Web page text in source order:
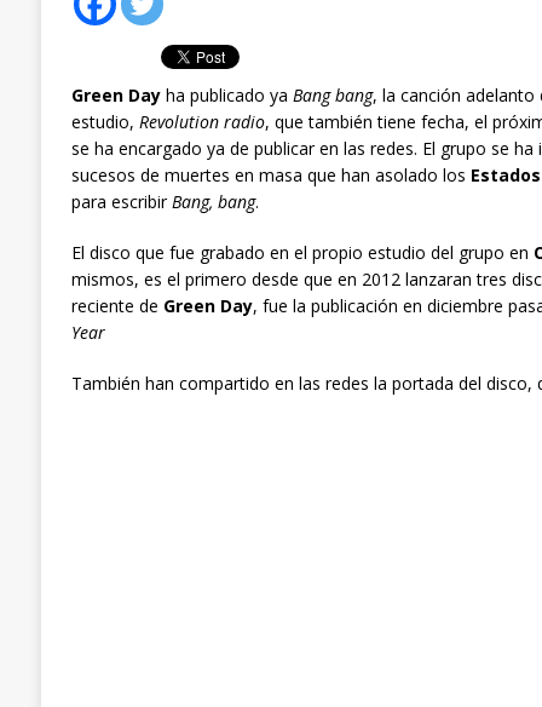
Green Dayha publicado ya Bang bang, la canción adelanto
estudio, Revolution radio, que también tiene fecha, el
se ha encargado ya de publicar en las redes. El grupo se
sucesos de muertes en masa que han asolado los
para escribir Bang, bang.
El disco que fue grabado en el propio estudio del grupo en
mismos, es el primero desde que en 2012 lanzaran tres
reciente de Green Day, fue la publicación en diciembre
Year
También han compartido en las redes la portada del disco,